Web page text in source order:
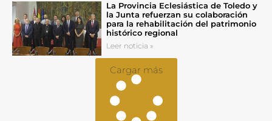
La Provincia Eclesiástica de Toledo y
la Junta refuerzan su colaboración
para la rehabilitación del patrimonio
histórico regional
Leer noticia »
Cargar más